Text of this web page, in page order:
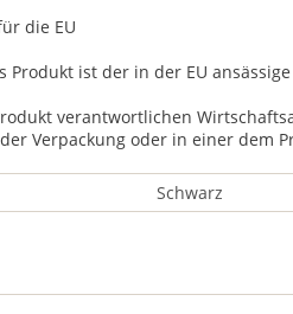
die EU
Produkt ist der in der EU
verantwortlichen
Verpackung oder in einer dem
Schwarz